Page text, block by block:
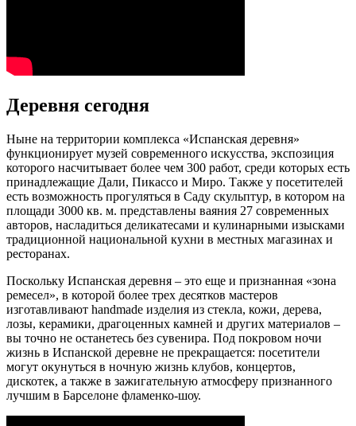
Деревня сегодня
Ныне на территории комплекса «Испанская деревня»
функционирует музей современного искусства, экспозиция
которого насчитывает более чем 300 работ, среди которых есть
принадлежащие Дали, Пикассо и Миро. Также у посетителей
есть возможность прогуляться в Саду скульптур, в котором на
площади 3000 кв. м. представлены ваяния 27 современных
авторов, насладиться деликатесами и кулинарными изысками
традиционной национальной кухни в местных магазинах и
ресторанах.
Поскольку Испанская деревня – это еще и признанная «зона
ремесел», в которой более трех десятков мастеров
изготавливают handmade изделия из стекла, кожи, дерева,
лозы, керамики, драгоценных камней и других материалов –
вы точно не останетесь без сувенира. Под покровом ночи
жизнь в Испанской деревне не прекращается: посетители
могут окунуться в ночную жизнь клубов, концертов,
дискотек, а также в зажигательную атмосферу признанного
лучшим в Барселоне фламенко-шоу.